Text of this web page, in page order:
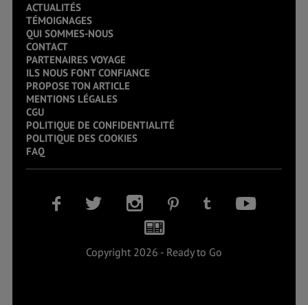
ACTUALITÉS
TÉMOIGNAGES
QUI SOMMES-NOUS
CONTACT
PARTENAIRES VOYAGE
ILS NOUS FONT CONFIANCE
PROPOSE TON ARTICLE
MENTIONS LÉGALES
CGU
POLITIQUE DE CONFIDENTIALITÉ
POLITIQUE DES COOKIES
FAQ
Copyright 2026 - Ready to Go